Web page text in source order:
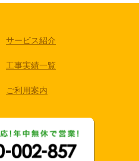
サービス紹介
工事実績一覧
ご利用案内